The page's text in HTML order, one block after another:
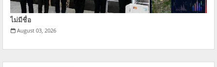
ไม่มีชื่อ
August 03, 2026